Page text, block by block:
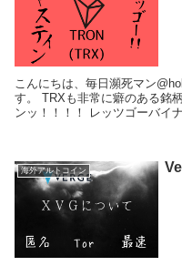
こんにちは、毎日瀕死マン@hoboshibouで
す。 TRXも非常に癖のある銘
ンッ！！！！ レッツゴーバイナンス！！！！
海外アルトコイン